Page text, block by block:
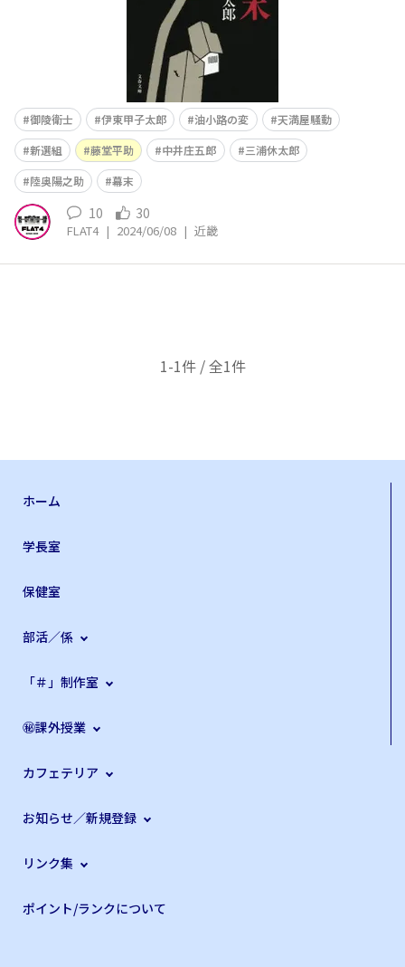
御陵衛士 伊東甲子太郎 油小路の変
天満屋騒動
新選組
藤堂平助 中井庄五郎
三浦休太郎
陸奥陽之助
幕末
10 30
FLAT4 | 2024/06/08 | 近畿
1-1件 / 全1件
ホーム
学長室
保健室
部活／係
「＃」制作室
㊙課外授業
カフェテリア
お知らせ／新規登録
リンク集
ポイント/ランクについて